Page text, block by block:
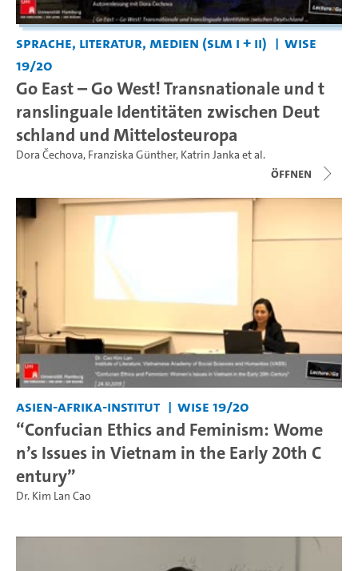
Sprache, Literatur, Medien (SLM I + II)
WiSe
19/20
Go East – Go West! Transnationale und t
ranslinguale Identitäten zwischen Deut
schland und Mittelosteuropa
Dora Čechova, Franziska Günther, Katrin Janka et al.
Öffnen
Asien-Afrika-Institut WiSe 19/20
“Confucian Ethics and Feminism: Wome
n’s Issues in Vietnam in the Early 20th C
entury”
Dr. Kim Lan Cao